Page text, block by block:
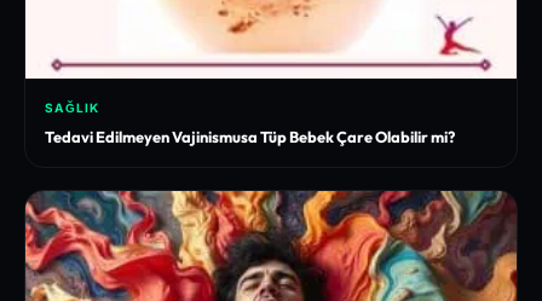
SAĞLIK
Tedavi Edilmeyen Vajinismusa Tüp Bebek Çare Olabilir mi?